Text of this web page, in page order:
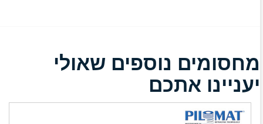
מחסומים נוספים שאולי
יעניינו אתכם